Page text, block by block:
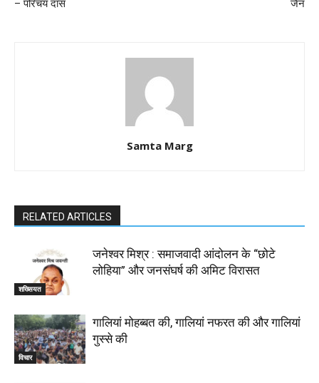
– परिचय दास जैन
Samta Marg
RELATED ARTICLES
शख्सियत
जनेश्वर मिश्र : समाजवादी आंदोलन के “छोटे
लोहिया” और जनसंघर्ष की अमिट विरासत
विचार
गालियां मोहब्बत की, गालियां नफरत की और गालियां
गुस्से की